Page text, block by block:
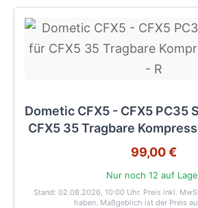
Dometic CFX5 - CFX5 PC35
CFX5 35 Tragbare
99,00 €
Nur noch 12 auf
Stand: 02.08.2026, 10:00 Uhr. Preis inkl.
haben. Maßgeblich ist der Preis